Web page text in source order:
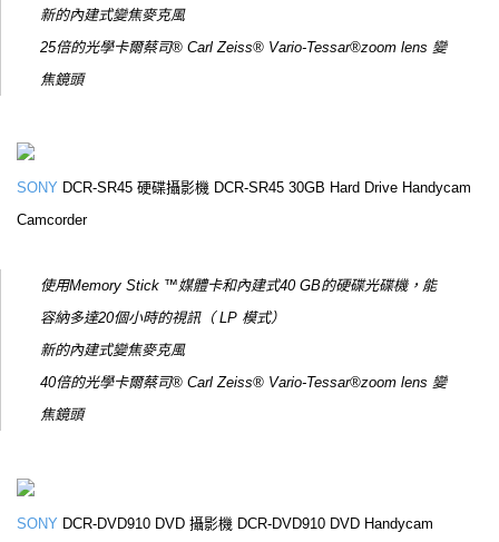
新的內建式變焦麥克風
25倍的光學卡爾蔡司® Carl Zeiss® Vario-Tessar®zoom lens 變
焦鏡頭
SONY DCR-SR45 硬碟攝影機 DCR-SR45 30GB Hard Drive Handycam
Camcorder
使用Memory Stick ™媒體卡和內建式40 GB的硬碟光碟機，能
容納多達20個小時的視訊（ LP 模式）
新的內建式變焦麥克風
40倍的光學卡爾蔡司® Carl Zeiss® Vario-Tessar®zoom lens 變
焦鏡頭
SONY DCR-DVD910 DVD 攝影機 DCR-DVD910 DVD Handycam